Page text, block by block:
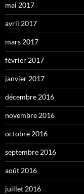
mai 2017
avril 2017
mars 2017
février 2017
janvier 2017
décembre 2016
novembre 2016
octobre 2016
septembre 2016
août 2016
juillet 2016